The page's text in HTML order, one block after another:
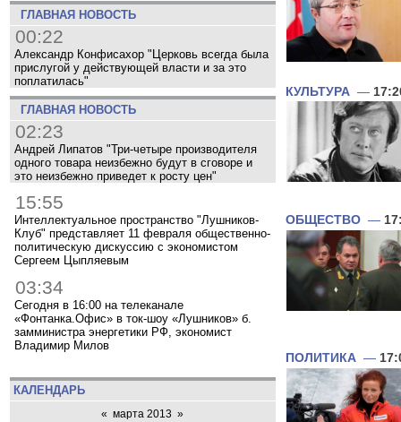
ГЛАВНАЯ НОВОСТЬ
00:22
Александр Конфисахор "Церковь всегда была
прислугой у действующей власти и за это
поплатилась"
ГЛАВНАЯ НОВОСТЬ
02:23
Андрей Липатов "Три-четыре производителя
одного товара неизбежно будут в сговоре и
это неизбежно приведет к росту цен"
15:55
Интеллектуальное пространство "Лушников-
Клуб" представляет 11 февраля общественно-
политическую дискуссию с экономистом
Сергеем Цыпляевым
03:34
Сегодня в 16:00 на телеканале
«Фонтанка.Офис» в ток-шоу «Лушников» б.
замминистра энергетики РФ, экономист
Владимир Милов
КАЛЕНДАРЬ
« марта 2013 »
КУЛЬТУРА —
ОБЩЕСТВО —
ПОЛИТИКА —